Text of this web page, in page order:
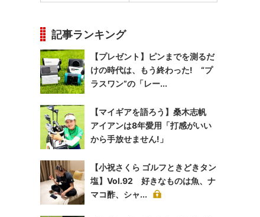
記事ランキング
【プレゼント】ピンまでを測るだ
けの時代は、もう終わった! “プ
ラスワン”の「レー...
【マイギアを語ろう】桑木志帆
アイアンは8年愛用「打感がいい
から手放せません!」
【小祝さくら ゴルフときどきタン
塩】Vol.92 好きなものは魚、ナ
マコ酢、シャ...